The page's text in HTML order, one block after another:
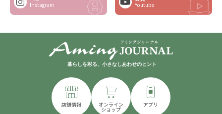
Instagram
Youtube
暮らしを彩る、小さなしあわせのヒント
店舗情報 オンライン
ショップ
アプリ